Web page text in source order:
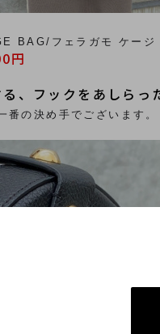
BAG/フェラガモ ケージ
円
、フックをあしらっ
番の決め手でございます。